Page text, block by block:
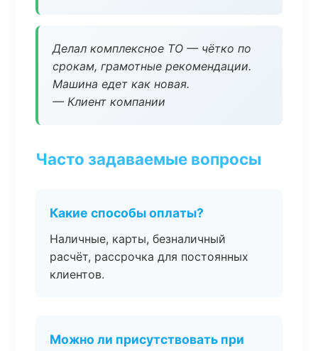
Делал комплексное ТО — чётко по
срокам, грамотные рекомендации.
Машина едет как новая.
— Клиент компании
Часто задаваемые вопросы
Какие способы оплаты?
Наличные, карты, безналичный
расчёт, рассрочка для постоянных
клиентов.
Можно ли присутствовать при